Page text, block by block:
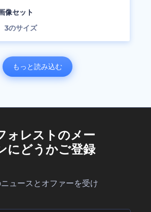
像セット
3のサイズ
もっと読み込む
ォレストのメー
にどうかご登録
ュースとオファーを受け